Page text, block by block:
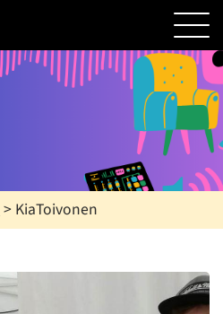
> KiaToivonen